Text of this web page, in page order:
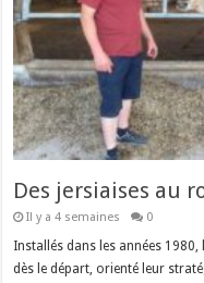
Des jersiaises au
Il y a 4 semaines 0
Installés dans les années
dès le départ, orienté leur